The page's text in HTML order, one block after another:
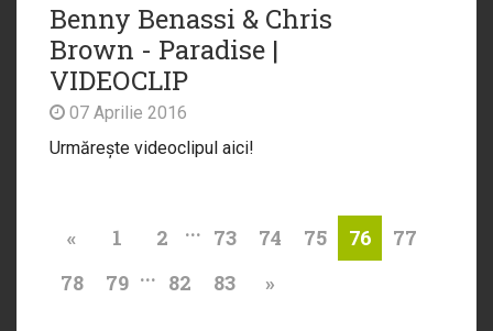
Benny Benassi & Chris
Brown - Paradise |
VIDEOCLIP
07 Aprilie 2016
Urmărește videoclipul aici!
« 1 2 ... 73 74 75 76
77
78
79 ... 82 83 »